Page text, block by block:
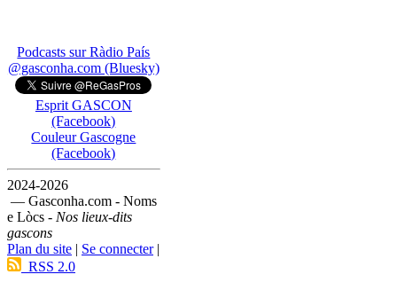
Podcasts sur Ràdio País
@gasconha.com (Bluesky)
Esprit GASCON
(Facebook)
Couleur Gascogne
(Facebook)
2024-2026
— Gasconha.com - Noms
e Lòcs - Nos lieux-dits
gascons
Plan du site | Se connecter|
RSS 2.0